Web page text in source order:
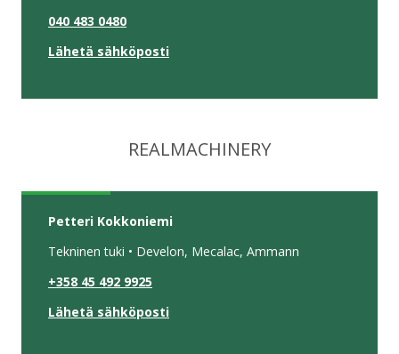
040 483 0480
Lähetä sähköposti
REALMACHINERY
Petteri Kokkoniemi
Tekninen tuki • Develon, Mecalac, Ammann
+358 45 492 9925
Lähetä sähköposti